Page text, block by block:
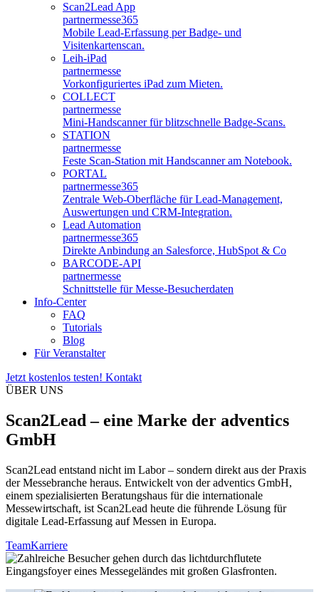
Scan2Lead App
partnermesse365
Mobile Lead-Erfassung per Badge- und
Visitenkartenscan.
Leih-iPad
partnermesse
Vorkonfiguriertes iPad zum Mieten.
COLLECT
partnermesse
Mini-Handscanner für blitzschnelle Badge-Scans.
STATION
partnermesse
Feste Scan-Station mit Handscanner am Notebook.
PORTAL
partnermesse365
Zentrale Web-Oberfläche für Lead-Management,
Auswertungen und CRM-Integration.
Lead Automation
partnermesse365
Direkte Anbindung an Salesforce, HubSpot & Co
BARCODE-API
partnermesse
Schnittstelle für Messe-Besucherdaten
Info-Center
FAQ
Tutorials
Blog
Für Veranstalter
Jetzt kostenlos testen! Kontakt
ÜBER UNS
Scan2Lead – eine Marke der adventics
GmbH
Scan2Lead entstand nicht im Labor – sondern direkt aus der Praxis
der Messebranche heraus. Entwickelt von der adventics GmbH,
einem spezialisierten Beratungshaus für die internationale
Messewirtschaft, ist Scan2Lead heute die führende Lösung für
digitale Lead-Erfassung auf Messen in Europa.
TeamKarriere